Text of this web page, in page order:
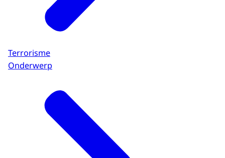
Terrorisme
Onderwerp